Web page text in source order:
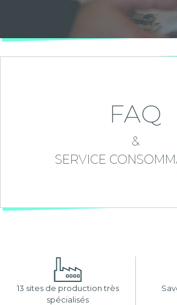
FAQ
&
SERVICE
13 sites de production très
spécialisés